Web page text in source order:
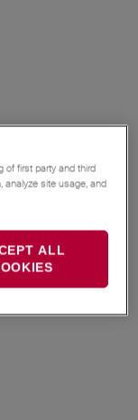
of first party and third
analyze site usage, and
ALL